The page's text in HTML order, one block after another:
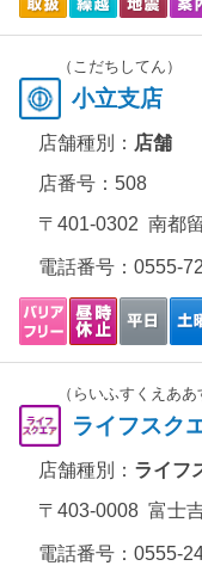
（こだちしてん）
小立支店
店舗種別： 店舗
店番号：508
〒401-0302 南都
電話番号： 0555-
（らいふすくえああ
ライフスク
店舗種別： ライフ
〒403-0008 富士
電話番号： 0555-